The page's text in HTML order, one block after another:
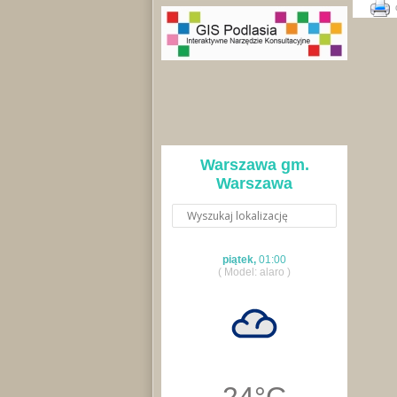
Warszawa gm.
Warszawa
piątek, 01:00
( Model: alaro )